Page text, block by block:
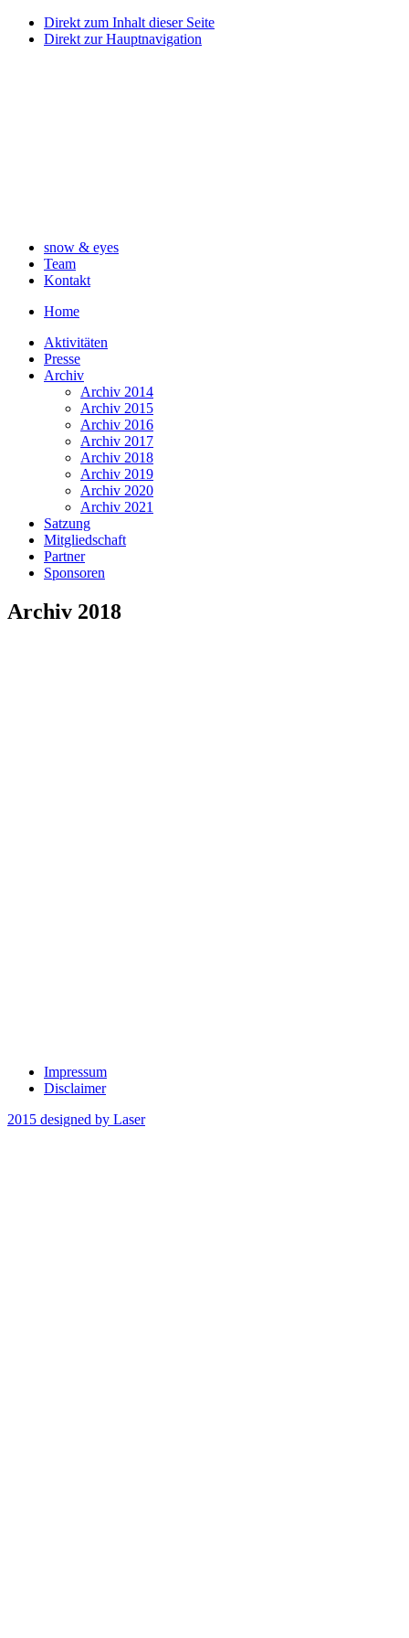
Direkt zum Inhalt dieser Seite
Direkt zur Hauptnavigation
snow & eyes
Team
Kontakt
Home
Aktivitäten
Presse
Archiv
Archiv 2014
Archiv 2015
Archiv 2016
Archiv 2017
Archiv 2018
Archiv 2019
Archiv 2020
Archiv 2021
Satzung
Mitgliedschaft
Partner
Sponsoren
Archiv 2018